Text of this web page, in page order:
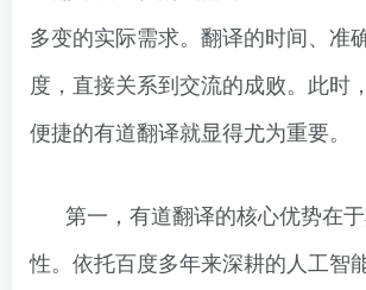
多变的实际需求。翻译的时间、准
度，直接关系到交流的成败。此时
便捷的有道翻译就显得尤为重要。
第一，有道翻译的核心优势在
性。依托百度多年来深耕的人工智